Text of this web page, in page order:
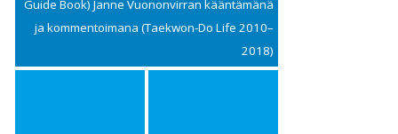
Guide Book) Janne Vuononvirran kääntämänä
ja kommentoimana (Taekwon-Do Life 2010–
2018)